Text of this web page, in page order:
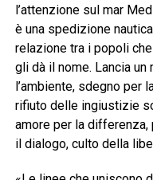
l’attenzione sul mar
è una spedizione
relazione tra i popoli
gli dà il nome. Lancia
l’ambiente, sdegno per
rifiuto delle ingiustizie
amore per la
il dialogo, culto della